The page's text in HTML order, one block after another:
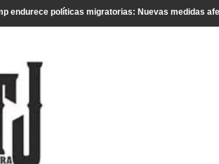
endurece políticas migratorias: Nuevas medidas